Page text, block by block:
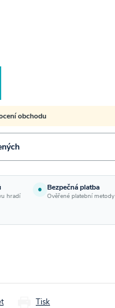
obchodu
hradí
● Bezpečná platba
Ověřené platební metody
Tisk